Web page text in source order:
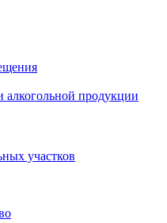
продукции
участков